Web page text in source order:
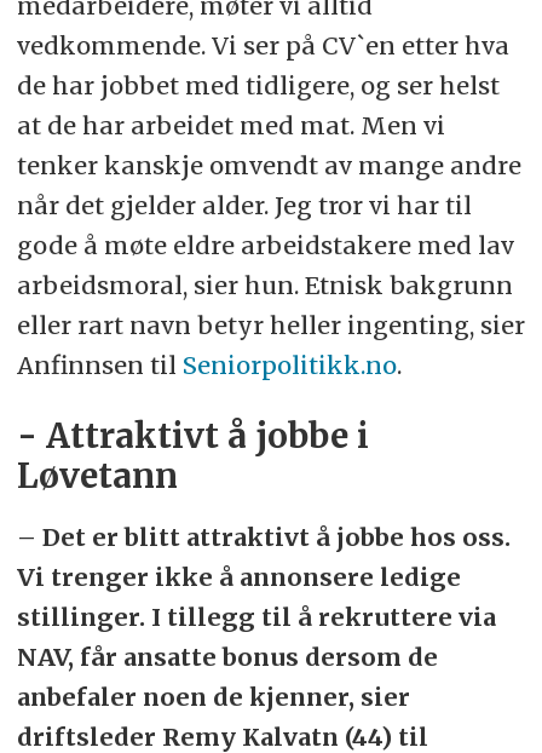
vedkommende. Vi ser på CV`en etter hva
de har jobbet med tidligere, og ser helst
at de har arbeidet med mat. Men vi
tenker kanskje omvendt av mange andre
når det gjelder alder. Jeg tror vi har til
gode å møte eldre arbeidstakere med lav
arbeidsmoral, sier hun. Etnisk bakgrunn
eller rart navn betyr heller ingenting, sier
Anfinnsen til Seniorpolitikk.no.
- Attraktivt å jobbe i
Løvetann
– Det er blitt attraktivt å jobbe hos oss.
Vi trenger ikke å annonsere ledige
stillinger. I tillegg til å rekruttere via
NAV, får ansatte bonus dersom de
anbefaler noen de kjenner, sier
driftsleder Remy Kalvatn (44) til